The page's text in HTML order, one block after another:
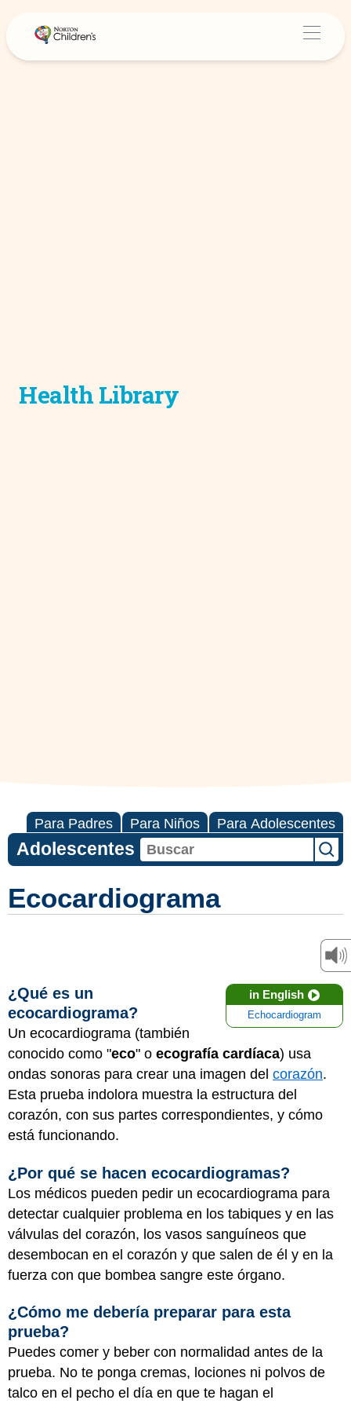
Health Library
Para Padres Para Niños Para Adolescentes
Adolescentes
Ecocardiograma
in English
Echocardiogram
¿Qué es un
ecocardiograma?
Un ecocardiograma (también
conocido como "eco" o ecografía cardíaca) usa
ondas sonoras para crear una imagen del corazón.
Esta prueba indolora muestra la estructura del
corazón, con sus partes correspondientes, y cómo
está funcionando.
¿Por qué se hacen ecocardiogramas?
Los médicos pueden pedir un ecocardiograma para
detectar cualquier problema en los tabiques y en las
válvulas del corazón, los vasos sanguíneos que
desembocan en el corazón y que salen de él y en la
fuerza con que bombea sangre este órgano.
¿Cómo me debería preparar para esta
prueba?
Puedes comer y beber con normalidad antes de la
prueba. No te ponga cremas, lociones ni polvos de
talco en el pecho el día en que te hagan el